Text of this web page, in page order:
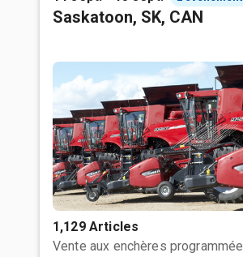
Saskatoon, SK, CAN
1,129 Articles
Vente aux enchères programmée